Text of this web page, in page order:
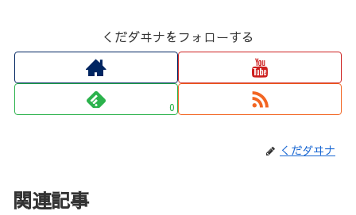
くだダヰナをフォローする
0
くだダヰナ
関連記事